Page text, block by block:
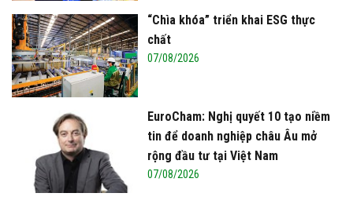
“Chìa khóa” triển khai ESG thực
chất
07/08/2026
EuroCham: Nghị quyết 10 tạo niềm
tin để doanh nghiệp châu Âu mở
rộng đầu tư tại Việt Nam
07/08/2026